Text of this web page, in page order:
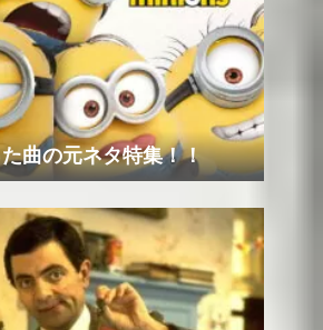
曲の元ネタ特集！！